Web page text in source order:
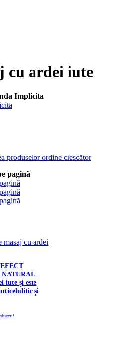
cu ardei iute
Implicita
produselor ordine crescător
pagină
–
iute și este
și